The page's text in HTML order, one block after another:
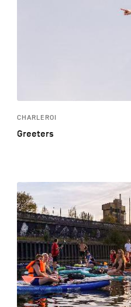
CHARLEROI
Greeters